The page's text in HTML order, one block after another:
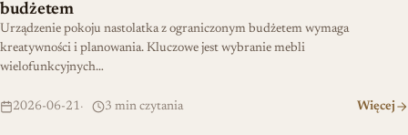
budżetem
Urządzenie pokoju nastolatka z ograniczonym budżetem wymaga
kreatywności i planowania. Kluczowe jest wybranie mebli
wielofunkcyjnych…
2026-06-21 3 min czytania Więcej